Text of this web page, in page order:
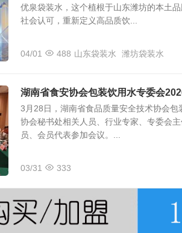
优泉袋装水，这个植根于山东潍坊的本土
社会认可，重新定义高品质饮...
04/01 488 山东袋装水 潍坊袋装水
湖南省食安协会包装饮用水专委会
3月28日，湖南省食品质量安全技术协会包
协会秘书处相关人员、行业专家、专委会
员、会员代表参加会议。...
03/31 333